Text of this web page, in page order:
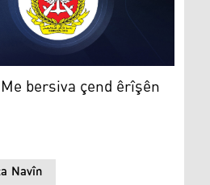
bersiva çend êrîşên Îranê da
Navîn
bersiva çend êrîşên